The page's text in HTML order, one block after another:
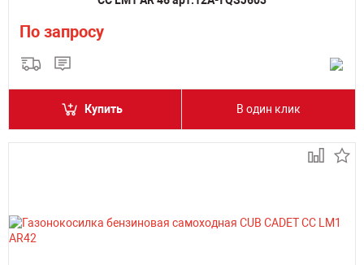
По запросу
Купить В один клик